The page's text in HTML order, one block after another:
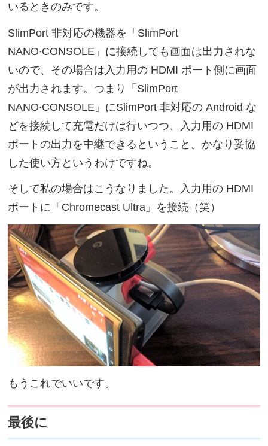
いるときのみです。
SlimPort 非対応の機器を「SlimPort
NANO∙CONSOLE」に接続しても画面は出力されな
いので、その場合は入力用の HDMI ポート側に画面
が出力されます。つまり「SlimPort
NANO∙CONSOLE」にSlimPort 非対応の Android な
どを接続して充電だけは行いつつ、入力用の HDMI
ポートの出力を中継できるということ。かなり妥協
した使い方というわけですね。
そして私の場合はこうなりました。入力用の HDMI
ポートに「Chromecast Ultra」を接続（笑）
もうこれでいいです。
最後に